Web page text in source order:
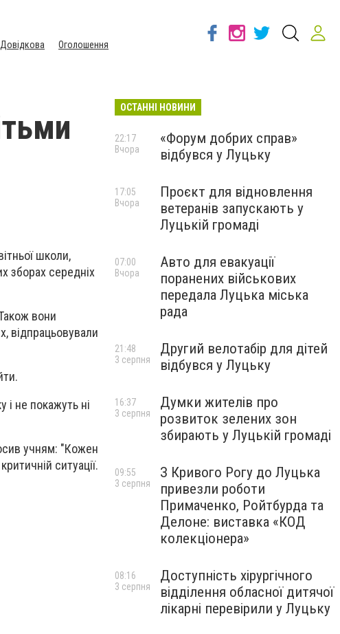
Довідкова Оголошення
школи,
зборах середніх
вони
відпрацьовували
не покажуть ні
учням: "Кожен
ситуації.
ОСТАННІ НОВИНИ
«Форум добрих справ»
відбувся у Луцьку
22:17
Вчора
Проєкт для відновлення
ветеранів запускають у
Луцькій громаді
17:05
Вчора
Авто для евакуації
поранених військових
передала Луцька міська
рада
07:00
Вчора
Другий велотабір для дітей
відбувся у Луцьку
21:48
3 серпня
Думки жителів про
розвиток зелених зон
збирають у Луцькій громаді
16:37
3 серпня
З Кривого Рогу до Луцька
привезли роботи
Примаченко, Ройтбурда та
Делоне: виставка «КОД
колекціонера»
09:55
3 серпня
Доступність хірургічного
відділення обласної дитячої
лікарні перевірили у Луцьку
08:16
3 серпня